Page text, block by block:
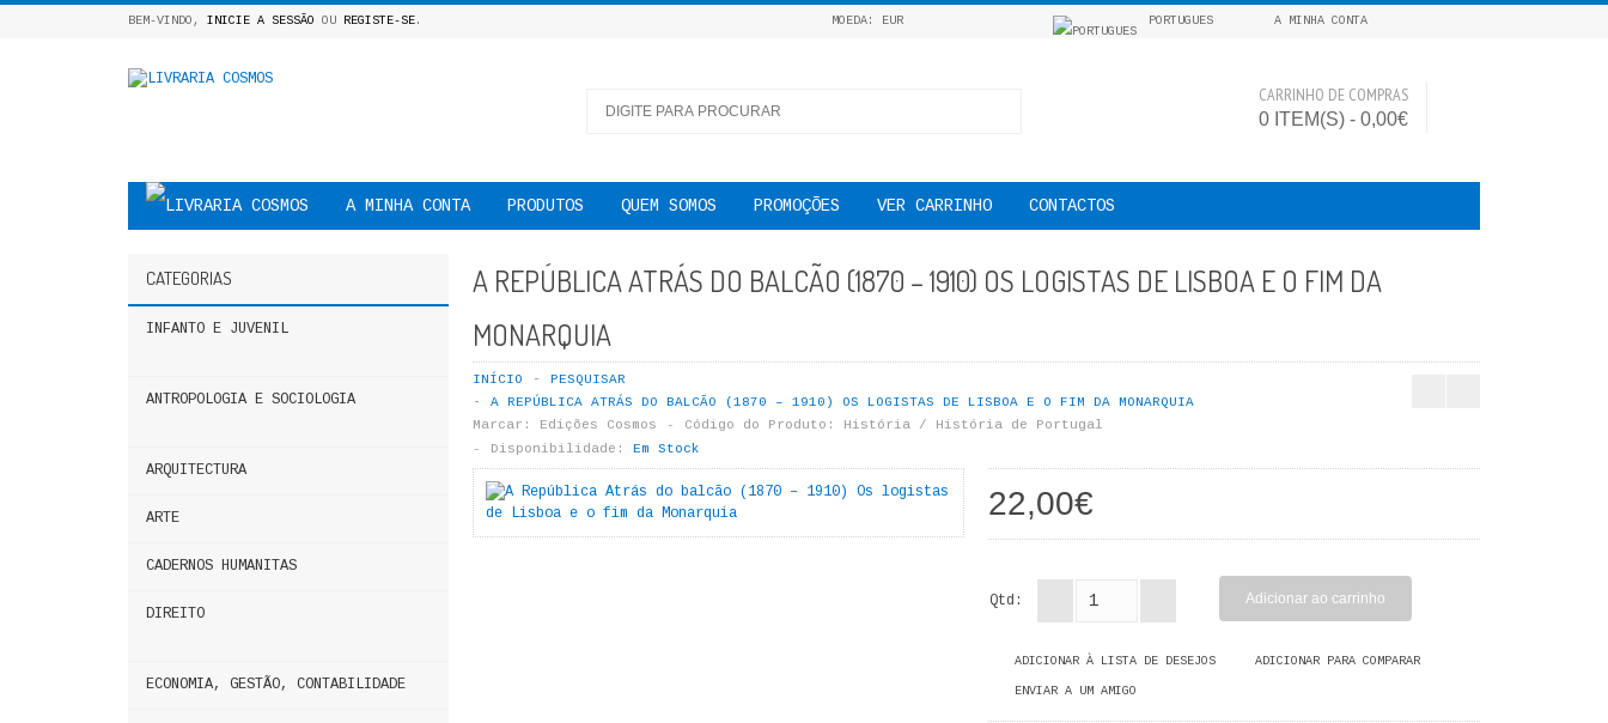
BEM-VINDO, INICIE A SESSÃO OU REGISTE-SE. MOEDA: EUR PORTUGUES A MINHA CONTA
CARRINHO DE COMPRAS
0 ITEM(S) - 0,00€
A MINHA CONTA PRODUTOS QUEM SOMOS PROMOÇÕES VER CARRINHO CONTACTOS
CATEGORIAS
INFANTO E JUVENIL
ANTROPOLOGIA E SOCIOLOGIA
ARQUITECTURA
ARTE
CADERNOS HUMANITAS
DIREITO
ECONOMIA, GESTÃO, CONTABILIDADE
A REPÚBLICA ATRÁS DO BALCÃO (1870 – 1910) OS LOGISTAS DE LISBOA E O FIM DA
MONARQUIA
INÍCIO
PESQUISAR
A REPÚBLICA ATRÁS DO BALCÃO (1870 – 1910) OS LOGISTAS DE LISBOA E O FIM DA MONARQUIA
Marcar:
Edições Cosmos Código do Produto:
História / História de Portugal
Disponibilidade:
Em Stock
22,00€
Qtd:
ADICIONAR À LISTA DE DESEJOS ADICIONAR PARA COMPARAR
ENVIAR A UM AMIGO